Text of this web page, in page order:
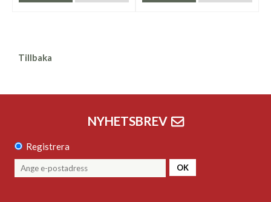
Tillbaka
NYHETSBREV
Registrera
OK